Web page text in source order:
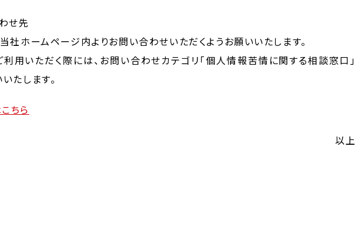
せ先
社ホームページ内よりお問い合わせいただくようお願いいたします。
用いただく際には、お問い合わせカテゴリ「個人情報苦情に関する相談窓口」
たします。
ちら
以上